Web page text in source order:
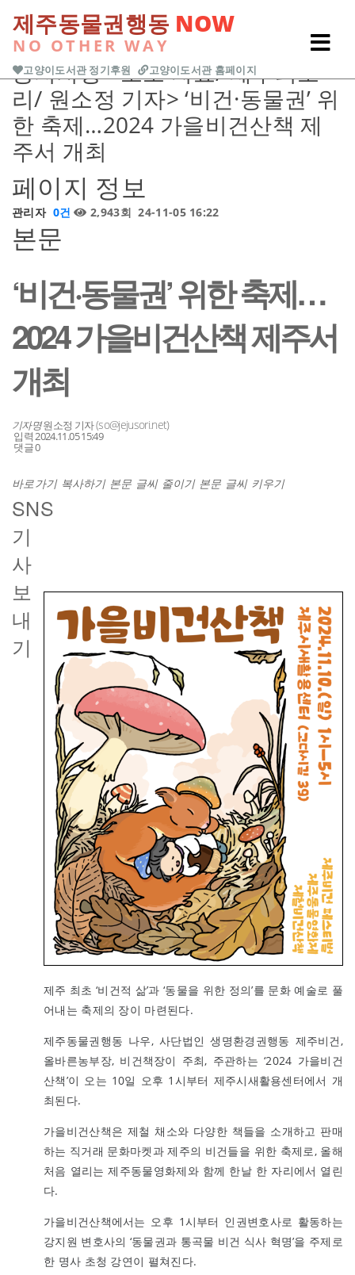
제주동물권행동 NOW
NO OTHER WAY
고양이도서관 정기후원 고양이도서관 홈페이지
Previous Next
공지사항<보도 자료/ 제주의소
리/ 원소정 기자> ‘비건·동물권’ 위
한 축제…2024 가을비건산책 제
주서 개최
페이지 정보
관리자 0건 2,943회 24-11-05 16:22
본문
‘비건·동물권’ 위한 축제…
2024 가을비건산책 제주서
개최
기자명원소정 기자(so@jejusori.net)
입력 2024.11.05 15:49
댓글 0
바로가기 복사하기 본문 글씨 줄이기 본문 글씨 키우기
SNS
기
사
보
내
기
제주 최초 ‘비건적 삶’과 ‘동물을 위한 정의’를 문화 예술로 풀
어내는 축제의 장이 마련된다.
제주동물권행동 나우, 사단법인 생명환경권행동 제주비건,
올바른농부장, 비건책장이 주최, 주관하는 ‘2024 가을비건
산책’이 오는 10일 오후 1시부터 제주시새활용센터에서 개
최된다.
가을비건산책은 제철 채소와 다양한 책들을 소개하고 판매
하는 직거래 문화마켓과 제주의 비건들을 위한 축제로, 올해
처음 열리는 제주동물영화제와 함께 한날 한 자리에서 열린
다.
가을비건산책에서는 오후 1시부터 인권변호사로 활동하는
강지원 변호사의 ‘동물권과 통곡물 비건 식사 혁명’을 주제로
한 명사 초청 강연이 펼쳐진다.